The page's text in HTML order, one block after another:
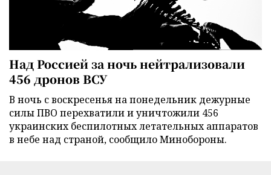
Над Россией за ночь нейтрализовали
456 дронов ВСУ
В ночь с воскресенья на понедельник дежурные
силы ПВО перехватили и уничтожили 456
украинских беспилотных летательных аппаратов
в небе над страной, сообщило Минобороны.